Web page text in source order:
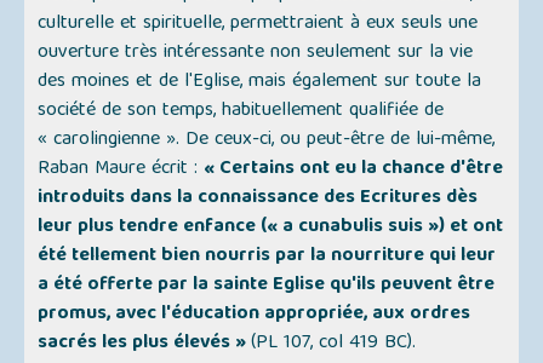
culturelle et spirituelle, permettraient à eux seuls une
ouverture très intéressante non seulement sur la vie
des moines et de l'Eglise, mais également sur toute la
société de son temps, habituellement qualifiée de
« carolingienne ». De ceux-ci, ou peut-être de lui-même,
Raban Maure écrit : « Certains ont eu la chance d'être
introduits dans la connaissance des Ecritures dès
leur plus tendre enfance (« a cunabulis suis ») et ont
été tellement bien nourris par la nourriture qui leur
a été offerte par la sainte Eglise qu'ils peuvent être
promus, avec l'éducation appropriée, aux ordres
sacrés les plus élevés »(PL 107, col 419 BC).